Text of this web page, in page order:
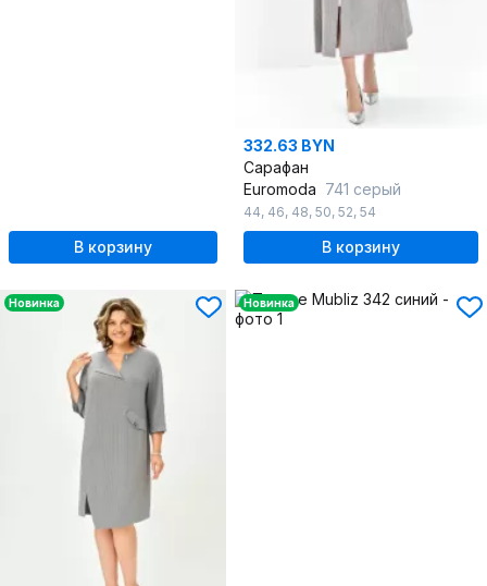
В корзину
332.63 BYN
Сарафан
Euromoda 741 серый
44, 46, 48, 50, 52, 54
В корзину
Новинка Новинка